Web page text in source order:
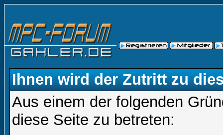
Ihnen wird der Zutritt zu
Aus einem der folgenden
diese Seite zu betreten: